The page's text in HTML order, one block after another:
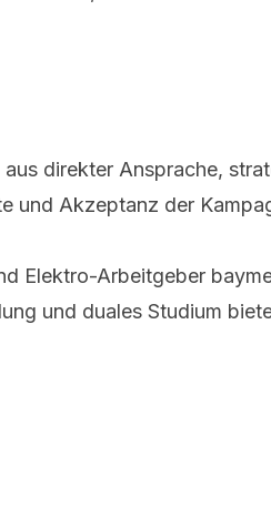
direkter Ansprache,
und Akzeptanz der
Elektro-Arbeitgeber
und duales Studium